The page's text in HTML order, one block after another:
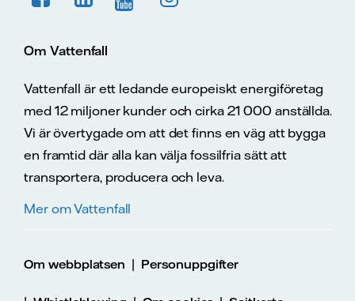
Om Vattenfall
Vattenfall är ett ledande europeiskt energiföretag
med 12 miljoner kunder och cirka 21 000 anställda.
Vi är övertygade om att det finns en väg att bygga
en framtid där alla kan välja fossilfria sätt att
transportera, producera och leva.
Mer om Vattenfall
Om webbplatsen | Personuppgifter